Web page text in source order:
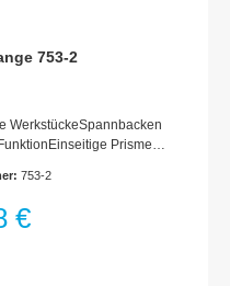
753-2
WerkstückeSpannbacken
Prismen-
/ Länge: 260
753-2
€